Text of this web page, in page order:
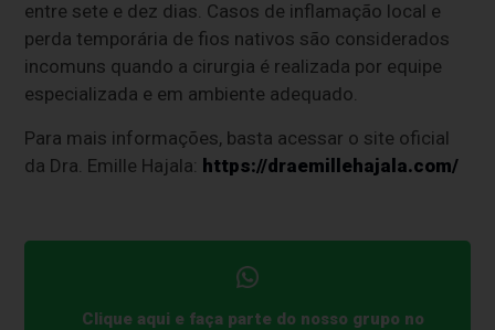
entre sete e dez dias. Casos de inflamação local e
perda temporária de fios nativos são considerados
incomuns quando a cirurgia é realizada por equipe
especializada e em ambiente adequado.
Para mais informações, basta acessar o site oficial
da Dra. Emille Hajala: https://draemillehajala.com/
Clique aqui e faça parte do nosso grupo no